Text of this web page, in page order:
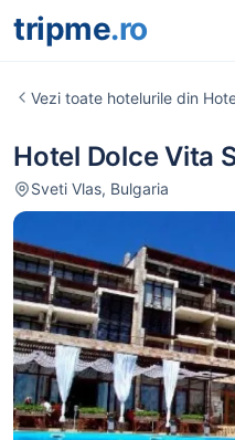
tripme.ro
Vezi toate hotelurile din
Hotel Dolce Vita
Sveti Vlas, Bulgaria